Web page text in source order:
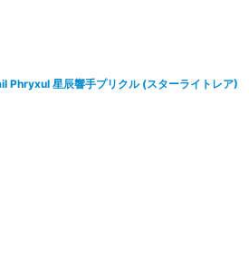
Phryxul 星辰響手プリクル (スターライトレア)